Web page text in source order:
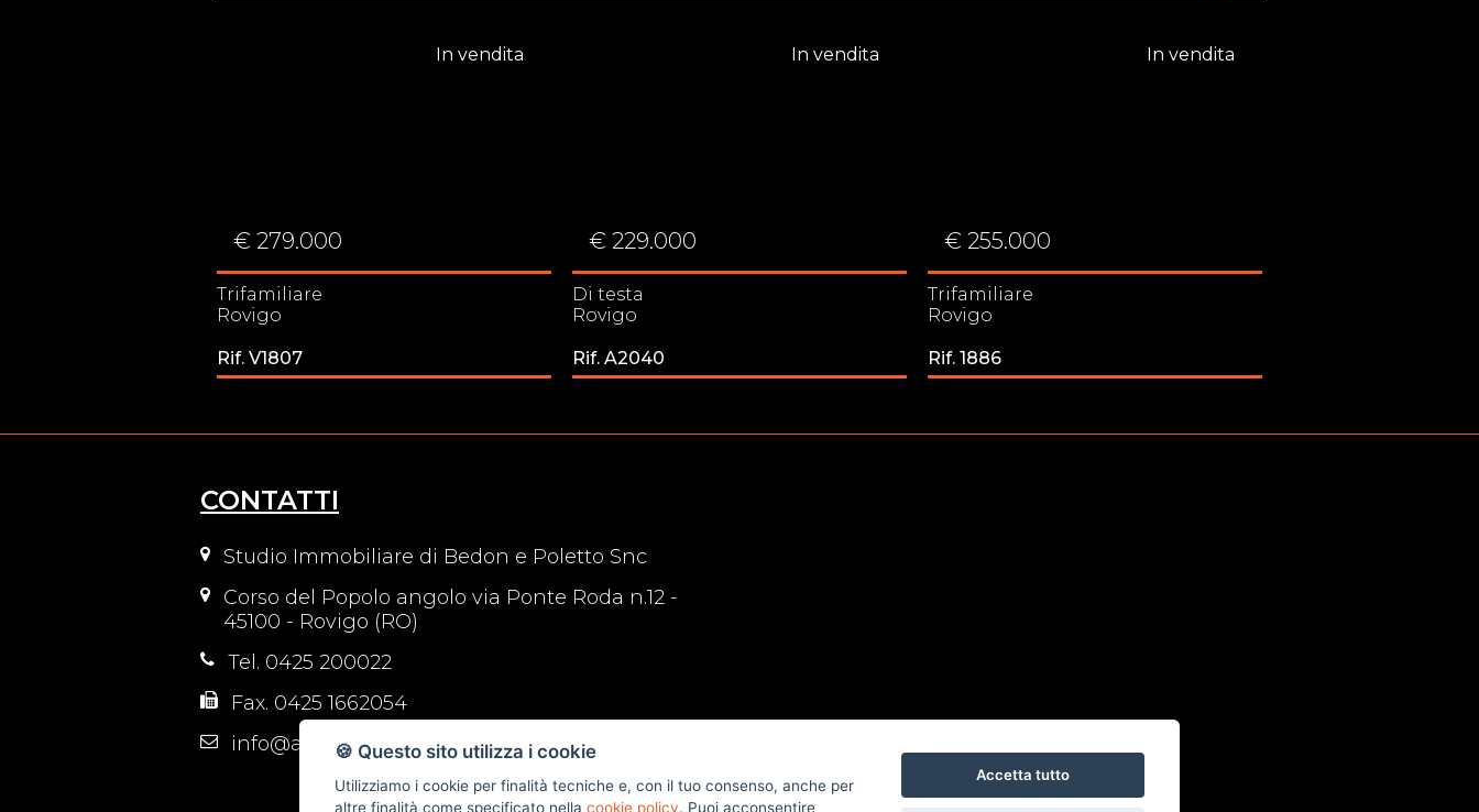
In vendita
€ 279.000
Trifamiliare
Rovigo
Rif. V1807
In vendita
€ 229.000
Di testa
Rovigo
Rif. A2040
In vendita
€ 255.000
Trifamiliare
Rovigo
Rif. 1886
CONTATTI
Studio Immobiliare di Bedon e Poletto Snc
Corso del Popolo angolo via Ponte Roda n.12 -
45100 - Rovigo (RO)
Tel. 0425 200022
Fax. 0425 1662054
info@attico-immobiliare.it
🍪 Questo sito utilizza i cookie
Utilizziamo i cookie per finalità tecniche e, con il tuo consenso, anche per
altre finalità come specificato nella cookie policy. Puoi acconsentire
Accetta tutto